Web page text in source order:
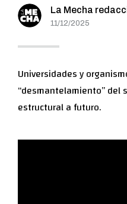
La Mecha
11/12/2025
Universidades y
“desmantelamiento” del
estructural a futuro.